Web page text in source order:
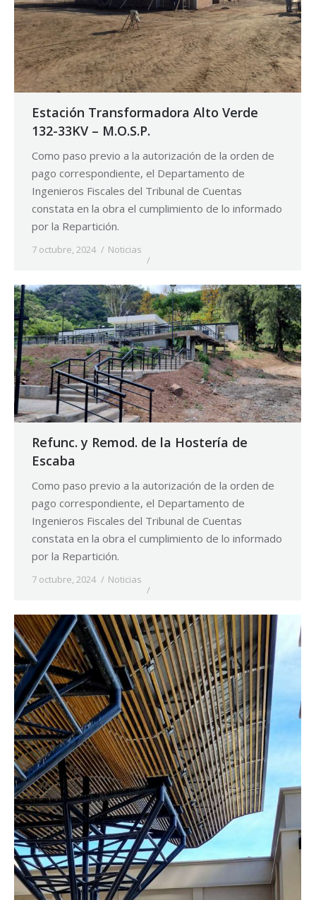
Estación Transformadora Alto Verde
132-33KV – M.O.S.P.
Como paso previo a la autorización de la orden de
pago correspondiente, el Departamento de
Ingenieros Fiscales del Tribunal de Cuentas
constata en la obra el cumplimiento de lo informado
por la Repartición.
7 octubre, 2024 Noticias
Refunc. y Remod. de la Hostería de
Escaba
Como paso previo a la autorización de la orden de
pago correspondiente, el Departamento de
Ingenieros Fiscales del Tribunal de Cuentas
constata en la obra el cumplimiento de lo informado
por la Repartición.
7 octubre, 2024 Noticias